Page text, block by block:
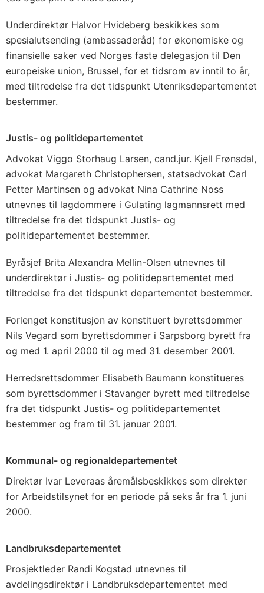
Underdirektør Halvor Hvideberg beskikkes som
spesialutsending (ambassaderåd) for økonomiske og
finansielle saker ved Norges faste delegasjon til Den
europeiske union, Brussel, for et tidsrom av inntil to år,
med tiltredelse fra det tidspunkt Utenriksdepartementet
bestemmer.
Justis- og politidepartementet
Advokat Viggo Storhaug Larsen, cand.jur. Kjell Frønsdal,
advokat Margareth Christophersen, statsadvokat Carl
Petter Martinsen og advokat Nina Cathrine Noss
utnevnes til lagdommere i Gulating lagmannsrett med
tiltredelse fra det tidspunkt Justis- og
politidepartementet bestemmer.
Byråsjef Brita Alexandra Mellin-Olsen utnevnes til
underdirektør i Justis- og politidepartementet med
tiltredelse fra det tidspunkt departementet bestemmer.
Forlenget konstitusjon av konstituert byrettsdommer
Nils Vegard som byrettsdommer i Sarpsborg byrett fra
og med 1. april 2000 til og med 31. desember 2001.
Herredsrettsdommer Elisabeth Baumann konstitueres
som byrettsdommer i Stavanger byrett med tiltredelse
fra det tidspunkt Justis- og politidepartementet
bestemmer og fram til 31. januar 2001.
Kommunal- og regionaldepartementet
Direktør Ivar Leveraas åremålsbeskikkes som direktør
for Arbeidstilsynet for en periode på seks år fra 1. juni
2000.
Landbruksdepartementet
Prosjektleder Randi Kogstad utnevnes til
avdelingsdirektør i Landbruksdepartementet med